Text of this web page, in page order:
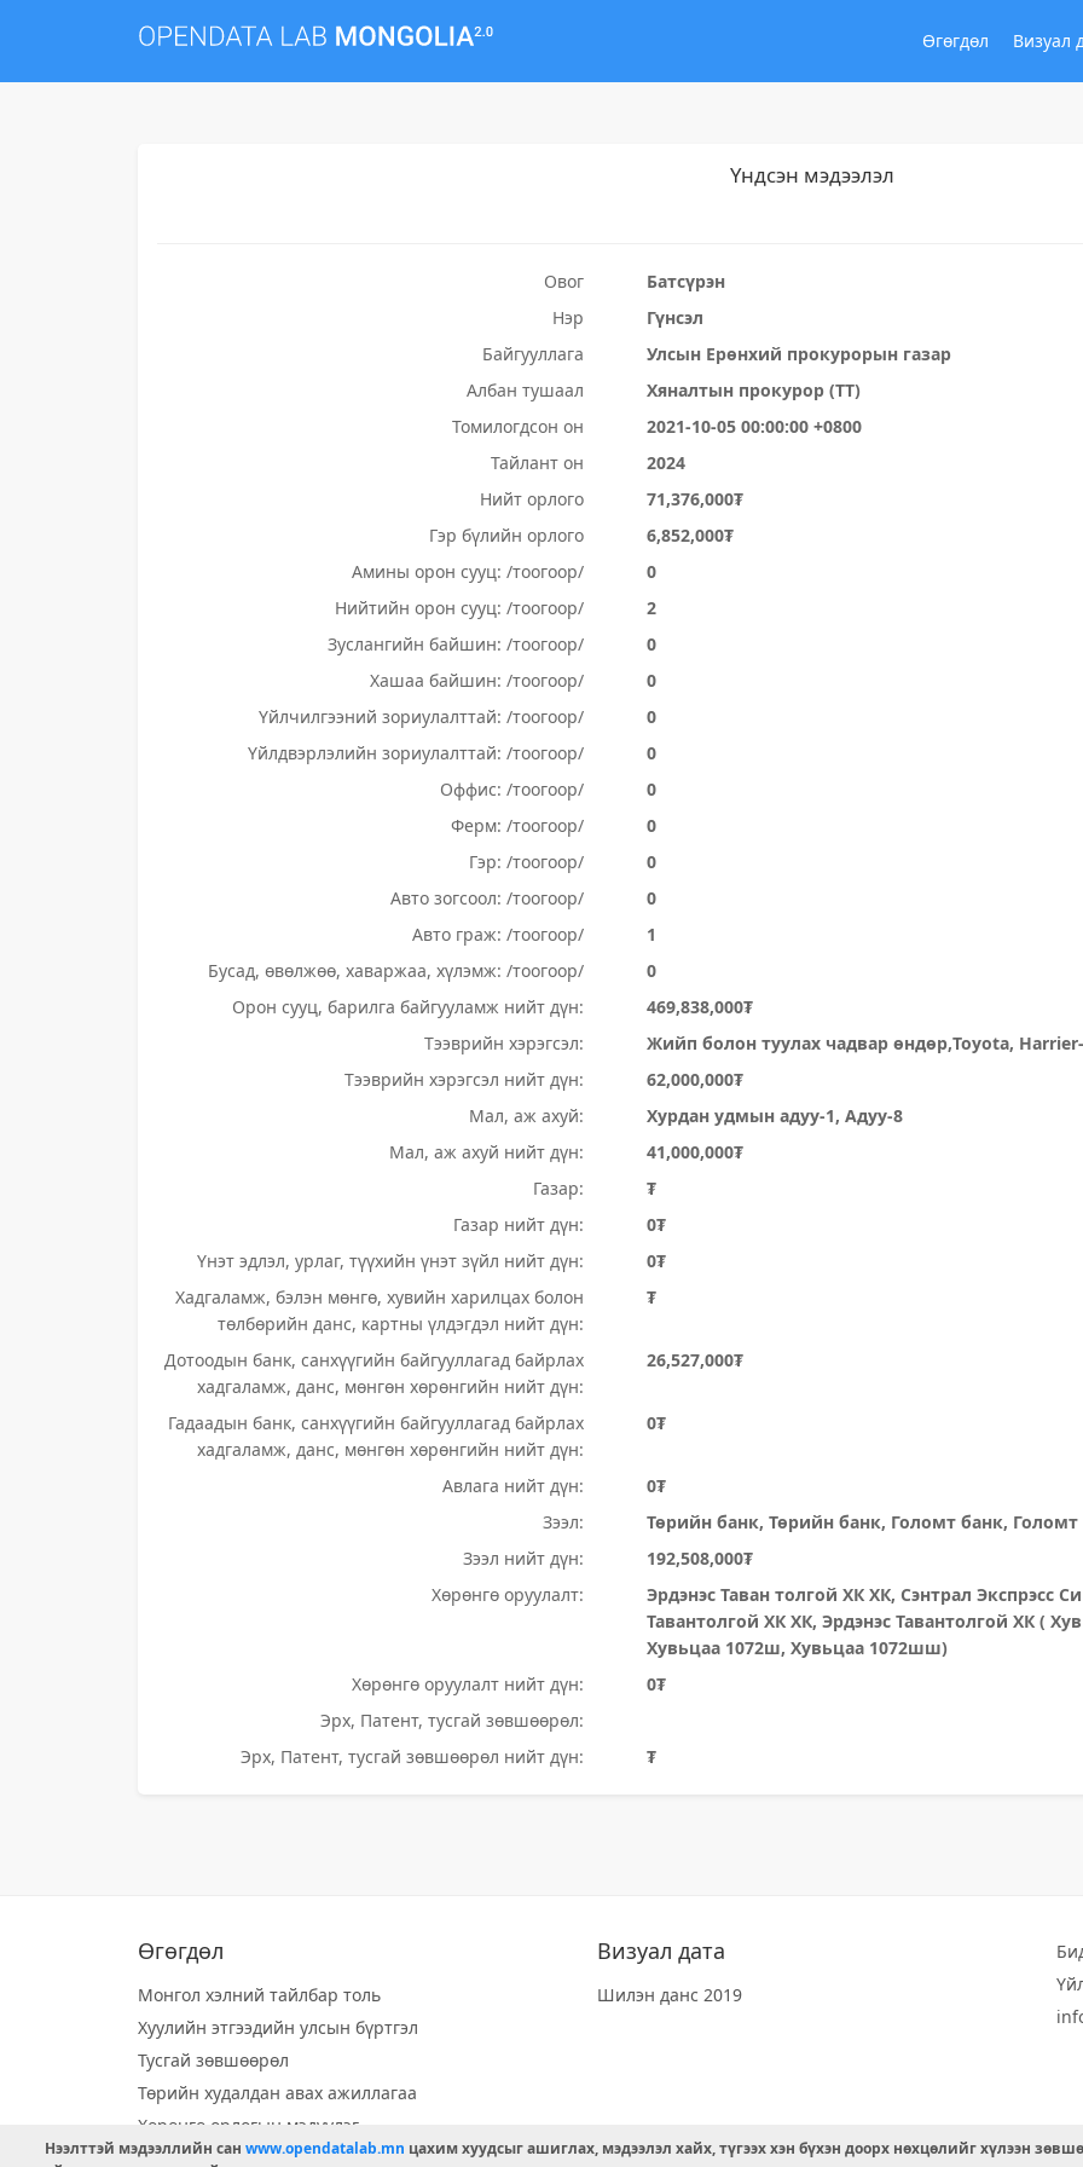
Өгөгдөл Визуал
Үндсэн мэдээлэл
Овог
Батсүрэн
Нэр
Гүнсэл
Байгууллага
Улсын Ерөнхий прокурорын газар
Албан тушаал
Хяналтын прокурор (ТТ)
Томилогдсон он
2021-10-05 00:00:00 +0800
Тайлант он
2024
Нийт орлого
71,376,000₮
Гэр бүлийн орлого
6,852,000₮
Амины орон сууц: /тоогоор/
0
Нийтийн орон сууц: /тоогоор/
2
Зуслангийн байшин: /тоогоор/
0
Хашаа байшин: /тоогоор/
0
Үйлчилгээний зориулалттай: /тоогоор/
0
Үйлдвэрлэлийн зориулалттай: /тоогоор/
0
Оффис: /тоогоор/
0
Ферм: /тоогоор/
0
Гэр: /тоогоор/
0
Авто зогсоол: /тоогоор/
0
Авто граж: /тоогоор/
1
Бусад, өвөлжөө, хаваржаа, хүлэмж: /тоогоор/
0
Орон сууц, барилга байгууламж нийт дүн:
469,838,000₮
Тээврийн хэрэгсэл:
Жийп болон туулах чадвар өндөр,Toyota,
Тээврийн хэрэгсэл нийт дүн:
62,000,000₮
Мал, аж ахуй:
Хурдан удмын адуу-1, Адуу-8
Мал, аж ахуй нийт дүн:
41,000,000₮
Газар:
₮
Газар нийт дүн:
0₮
Үнэт эдлэл, урлаг, түүхийн үнэт зүйл нийт дүн:
0₮
Хадгаламж, бэлэн мөнгө, хувийн харилцах болон
төлбөрийн данс, картны үлдэгдэл нийт дүн:
₮
Дотоодын банк, санхүүгийн байгууллагад байрлах
хадгаламж, данс, мөнгөн хөрөнгийн нийт дүн:
26,527,000₮
Гадаадын банк, санхүүгийн байгууллагад байрлах
хадгаламж, данс, мөнгөн хөрөнгийн нийт дүн:
0₮
Авлага нийт дүн:
0₮
Зээл:
Төрийн банк, Төрийн банк, Голомт банк, Голомт
Зээл нийт дүн:
192,508,000₮
Хөрөнгө оруулалт:
Эрдэнэс Таван толгой ХК ХК, Сэнтрал Экспрэсс
Тавантолгой ХК ХК, Эрдэнэс Тавантолгой ХК (
Хувьцаа 1072ш, Хувьцаа 1072шш)
Хөрөнгө оруулалт нийт дүн:
0₮
Эрх, Патент, тусгай зөвшөөрөл:
Эрх, Патент, тусгай зөвшөөрөл нийт дүн:
₮
Өгөгдөл
Монгол хэлний тайлбар толь
Хуулийн этгээдийн улсын бүртгэл
Тусгай зөвшөөрөл
Төрийн худалдан авах ажиллагаа
Хөрөнгө орлогын мэдүүлэг
Орон нутгийн хөгжлийн сан
Визуал дата
Шилэн данс 2019
Нээлттэй мэдээллийн сан www.opendatalab.mn цахим хуудсыг ашиглах, мэдээлэл хайх, түгээх хэн бүхэн доорх нөхцөлийг хүлээн